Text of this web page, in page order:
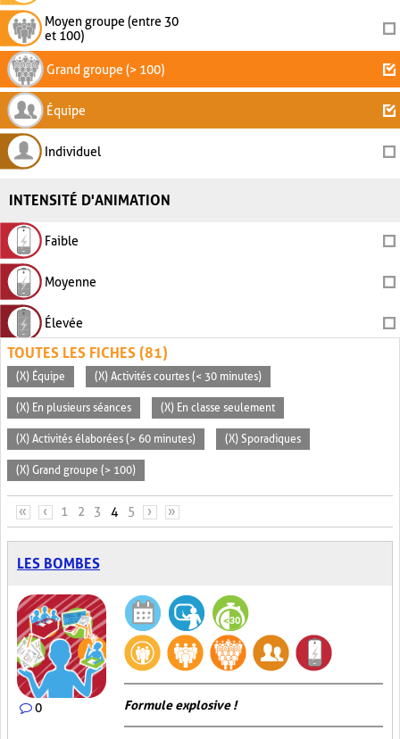
Moyen groupe (entre 30
et 100)
Grand groupe (> 100)
Équipe
Individuel
INTENSITÉ D'ANIMATION
Faible
Moyenne
Élevée
TOUTES LES FICHES (81)
(X) Équipe (X) Activités courtes (< 30 minutes)
(X) En plusieurs séances (X) En classe seulement
(X) Activités élaborées (> 60 minutes) (X) Sporadiques
(X) Grand groupe (> 100)
PAGES
« ‹ 1 2 3 4 5 › »
LES BOMBES
0 Formule explosive !